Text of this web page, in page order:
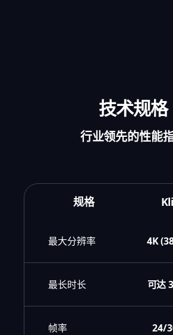
技术规格
行业领先的性能
规格
最大分辨率 4K
最长时长 可达
帧率 24/